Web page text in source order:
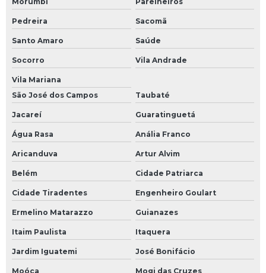
Pedreira Sacomã
Santo Amaro Saúde
Socorro Vila Andrade
Vila Mariana
São José dos Campos
Taubaté
Jacareí Guaratinguetá
Água Rasa Anália Franco
Aricanduva Artur Alvim
Belém Cidade Patriarca
Cidade Tiradentes Engenheiro Goulart
Ermelino Matarazzo Guianazes
Itaim Paulista Itaquera
Jardim Iguatemi José Bonifácio
Moóca Mogi das Cruzes